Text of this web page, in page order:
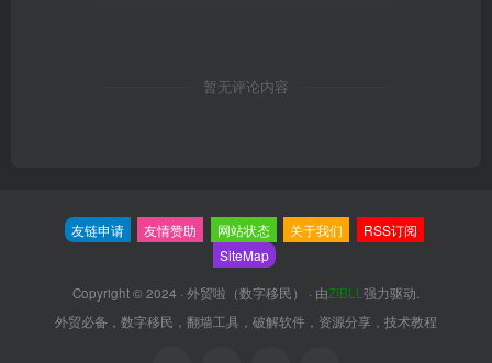
暂无评论内容
友链申请 友情赞助 网站状态 关于我们
RSS订阅
SiteMap
Copyright © 2024 · 外贸啦（数字移民） · 由ZIBLL 强力驱动.
外贸必备，数字移民，翻墙工具，破解软件，资源分享，技术教程